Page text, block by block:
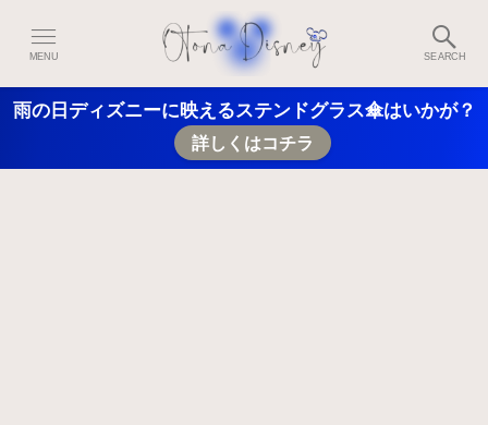
SEARCH
MENU
雨の日ディズニーに映えるステンドグラス傘はいかが？
詳しくはコチラ